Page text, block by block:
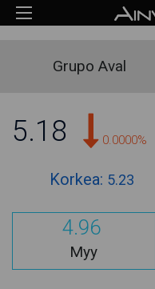
Grupo Aval
5.18 0.0000%
Korkea: 5.23
4.96
Myy